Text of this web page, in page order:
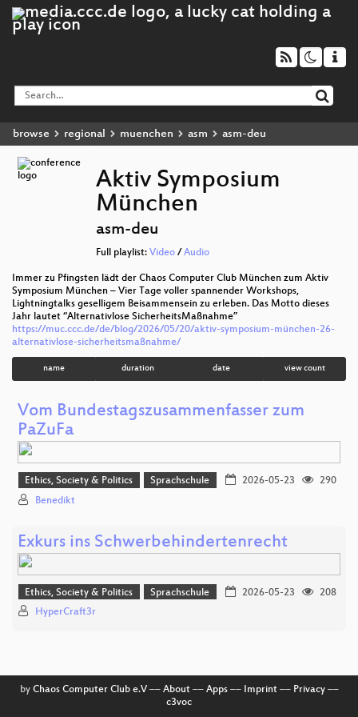
browse regional muenchen asm asm-deu
Aktiv Symposium
München
asm-deu
Full playlist: Video/ Audio
Immer zu Pfingsten lädt der Chaos Computer Club München zum Aktiv
Symposium München – Vier Tage voller spannender Workshops,
Lightningtalks geselligem Beisammensein zu erleben. Das Motto dieses
Jahr lautet “Alternativlose SicherheitsMaßnahme”
https://muc.ccc.de/de/blog/2026/05/20/aktiv-symposium-münchen-26-
alternativlose-sicherheitsmaßnahme/
name duration date view count
Vom Bundestagszusammenfasser zum
PaZuFa
Ethics, Society & Politics Sprachschule 2026-05-23
290
Benedikt
Exkurs ins Schwerbehindertenrecht
Ethics, Society & Politics Sprachschule 2026-05-23
208
HyperCraft3r
by Chaos Computer Club e.V–– About–– Apps–– Imprint–– Privacy––
c3voc